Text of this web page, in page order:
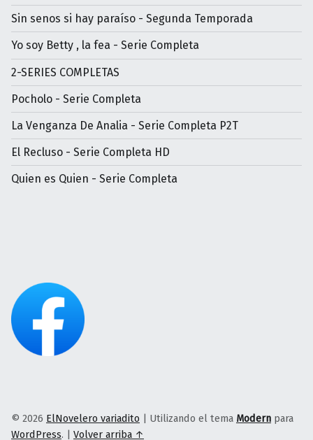
Sin senos si hay paraíso - Segunda Temporada
Yo soy Betty , la fea - Serie Completa
2-SERIES COMPLETAS
Pocholo - Serie Completa
La Venganza De Analia - Serie Completa P2T
El Recluso - Serie Completa HD
Quien es Quien - Serie Completa
© 2026 ElNovelero variadito | Utilizando el tema Modern para
WordPress. | Volver arriba ↑